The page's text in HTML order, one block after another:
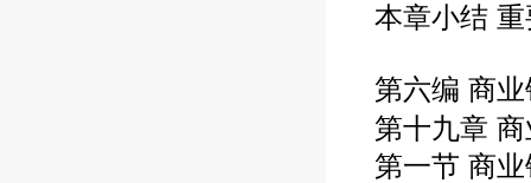
本章小结
第六编 商
第十九章
第一节 商